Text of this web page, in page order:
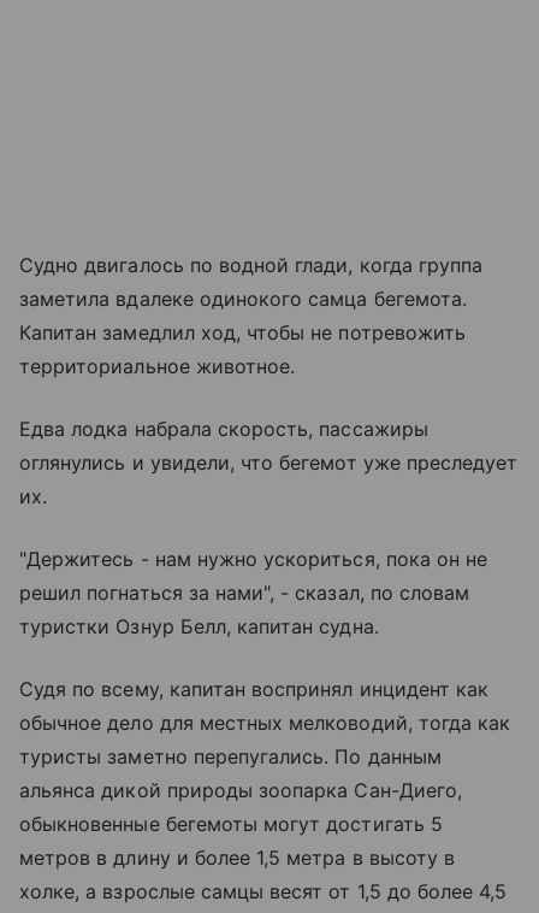
Судно двигалось по водной глади, когда группа
заметила вдалеке одинокого самца бегемота.
Капитан замедлил ход, чтобы не потревожить
территориальное животное.
Едва лодка набрала скорость, пассажиры
оглянулись и увидели, что бегемот уже преследует
их.
"Держитесь - нам нужно ускориться, пока он не
решил погнаться за нами", - сказал, по словам
туристки Ознур Белл, капитан судна.
Судя по всему, капитан воспринял инцидент как
обычное дело для местных мелководий, тогда как
туристы заметно перепугались. По данным
альянса дикой природы зоопарка Сан-Диего,
обыкновенные бегемоты могут достигать 5
метров в длину и более 1,5 метра в высоту в
холке, а взрослые самцы весят от 1,5 до более 4,5